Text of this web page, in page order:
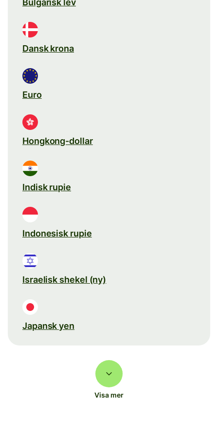
Bulgarisk lev
Dansk krona
Euro
Hongkong-dollar
Indisk rupie
Indonesisk rupie
Israelisk shekel (ny)
Japansk yen
Visa mer